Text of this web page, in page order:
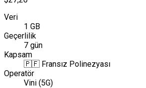
Veri
1 GB
Geçerlilik
7 gün
Kapsam
🇵🇫 Fransız Polinezyası
Operatör
Vini (5G)